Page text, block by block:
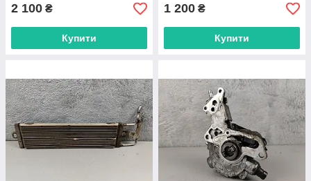
2 100 ₴
Купити
1 200 ₴
Купити